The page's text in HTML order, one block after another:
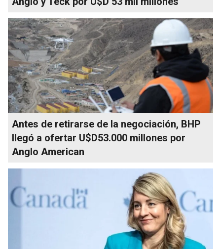
Antes de retirarse de la negociación, BHP
llegó a ofertar U$D53.000 millones por
Anglo American